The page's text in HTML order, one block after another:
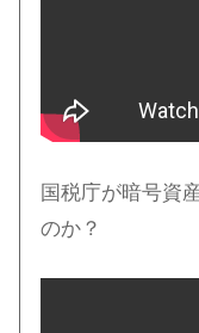
国税庁が暗号資
のか？